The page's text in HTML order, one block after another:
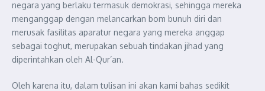
negara yang berlaku termasuk demokrasi, sehingga mereka
menganggap dengan melancarkan bom bunuh diri dan
merusak fasilitas aparatur negara yang mereka anggap
sebagai toghut, merupakan sebuah tindakan jihad yang
diperintahkan oleh Al-Qur’an.
Oleh karena itu, dalam tulisan ini akan kami bahas sedikit